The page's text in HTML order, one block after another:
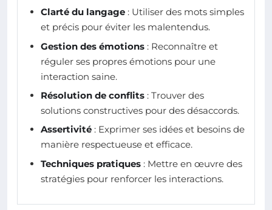
Clarté du langage : Utiliser des mots simples
et précis pour éviter les malentendus.
Gestion des émotions : Reconnaître et
réguler ses propres émotions pour une
interaction saine.
Résolution de conflits : Trouver des
solutions constructives pour des désaccords.
Assertivité : Exprimer ses idées et besoins de
manière respectueuse et efficace.
Techniques pratiques : Mettre en œuvre des
stratégies pour renforcer les interactions.